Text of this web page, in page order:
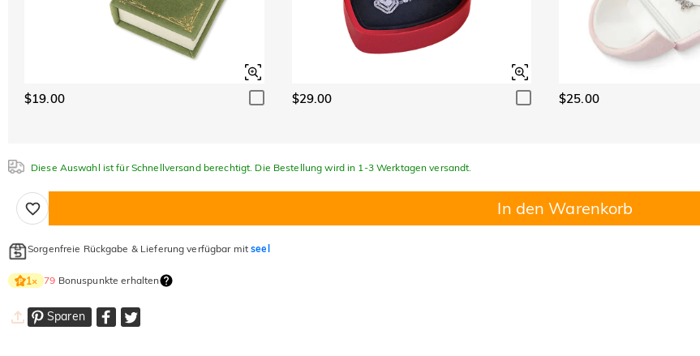
$19.00 $29.00 $25.00
Diese Auswahl ist für Schnellversand berechtigt. Die Bestellung wird in 1-3 Werktagen versandt.
In den Warenkorb
Sorgenfreie Rückgabe & Lieferung verfügbar mitseel
1× 79 Bonuspunkte erhalten
Sparen